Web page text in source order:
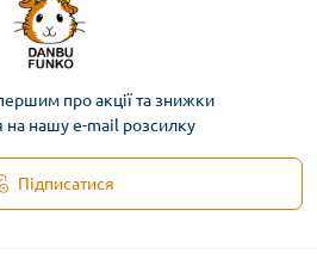
про акції та знижки
на нашу e-mail розсилку
Підписатися